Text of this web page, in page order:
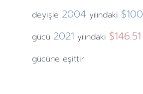
deyişle 2004 yılındaki $100
gücü 2021 yılındaki $146.51
gücüne eşittir.